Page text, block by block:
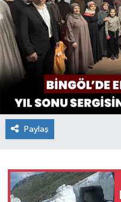
Paylaş
MERKEZ
RESMİ İLANLAR
SAĞLIK
SİYASET
SPOR